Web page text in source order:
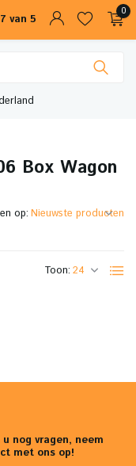
van 5
0
Box Wagon
Toon:
op:
nog vragen, neem
met ons op!